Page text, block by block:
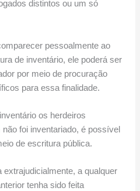
distintos ou um só
pessoalmente ao
de inventário, ele poderá ser
por meio de procuração
para essa finalidade.
os herdeiros
foi inventariado, é possível
de escritura pública.
extrajudicialmente, a qualquer
tenha sido feita